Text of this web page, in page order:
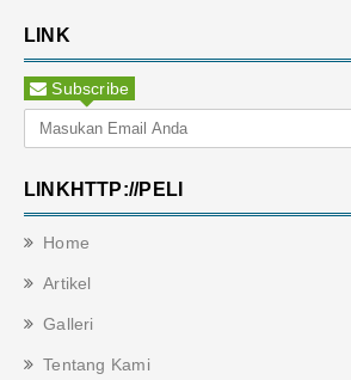
LINK
Subscribe
LINKHTTP://PELI
Home
Artikel
Galleri
Tentang Kami